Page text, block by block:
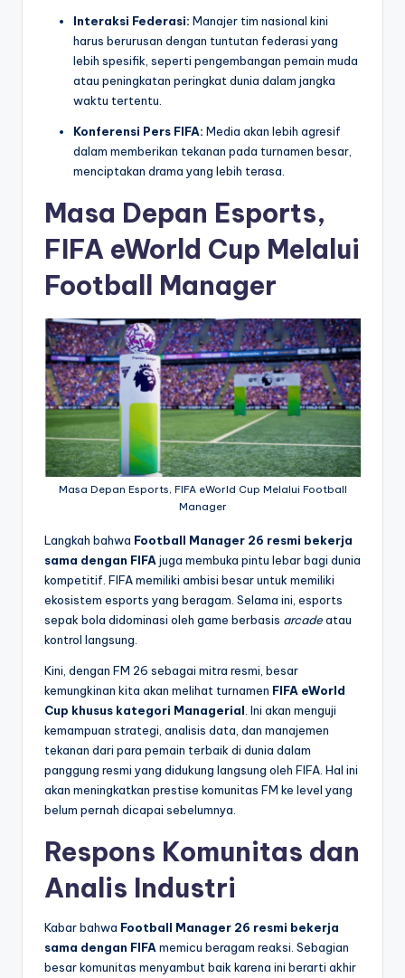
Interaksi Federasi: Manajer tim nasional kini
harus berurusan dengan tuntutan federasi yang
lebih spesifik, seperti pengembangan pemain muda
atau peningkatan peringkat dunia dalam jangka
waktu tertentu.
Konferensi Pers FIFA: Media akan lebih agresif
dalam memberikan tekanan pada turnamen besar,
menciptakan drama yang lebih terasa.
Masa Depan Esports,
FIFA eWorld Cup Melalui
Football Manager
Masa Depan Esports, FIFA eWorld Cup Melalui Football
Manager
Langkah bahwa Football Manager 26 resmi bekerja
sama dengan FIFA juga membuka pintu lebar bagi dunia
kompetitif. FIFA memiliki ambisi besar untuk memiliki
ekosistem esports yang beragam. Selama ini, esports
sepak bola didominasi oleh game berbasis arcadeatau
kontrol langsung.
Kini, dengan FM 26 sebagai mitra resmi, besar
kemungkinan kita akan melihat turnamen FIFA eWorld
Cup khusus kategori Managerial . Ini akan menguji
kemampuan strategi, analisis data, dan manajemen
tekanan dari para pemain terbaik di dunia dalam
panggung resmi yang didukung langsung oleh FIFA. Hal ini
akan meningkatkan prestise komunitas FM ke level yang
belum pernah dicapai sebelumnya.
Respons Komunitas dan
Analis Industri
Kabar bahwa Football Manager 26 resmi bekerja
sama dengan FIFA memicu beragam reaksi. Sebagian
besar komunitas menyambut baik karena ini berarti akhir